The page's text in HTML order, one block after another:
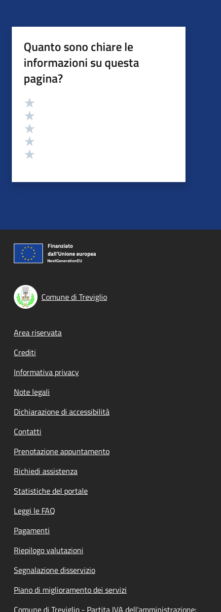
Quanto sono chiare le
informazioni su questa
pagina?
Valutazione
Comune di Treviglio
Footer menu
Area riservata
Crediti
Informativa privacy
Note legali
Dichiarazione di accessibilità
Contatti
Prenotazione appuntamento
Richiedi assistenza
Statistiche del portale
Leggi le FAQ
Pagamenti
Riepilogo valutazioni
Segnalazione disservizio
Piano di miglioramento dei servizi